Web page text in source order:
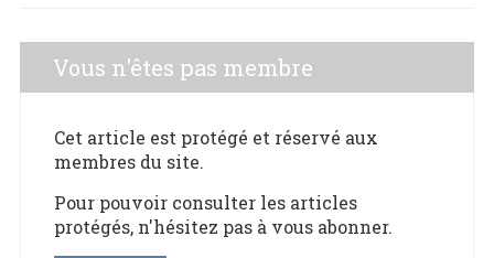
Vous n'êtes pas membre
Cet article est protégé et réservé aux
membres du site.
Pour pouvoir consulter les articles
protégés, n'hésitez pas à vous abonner.